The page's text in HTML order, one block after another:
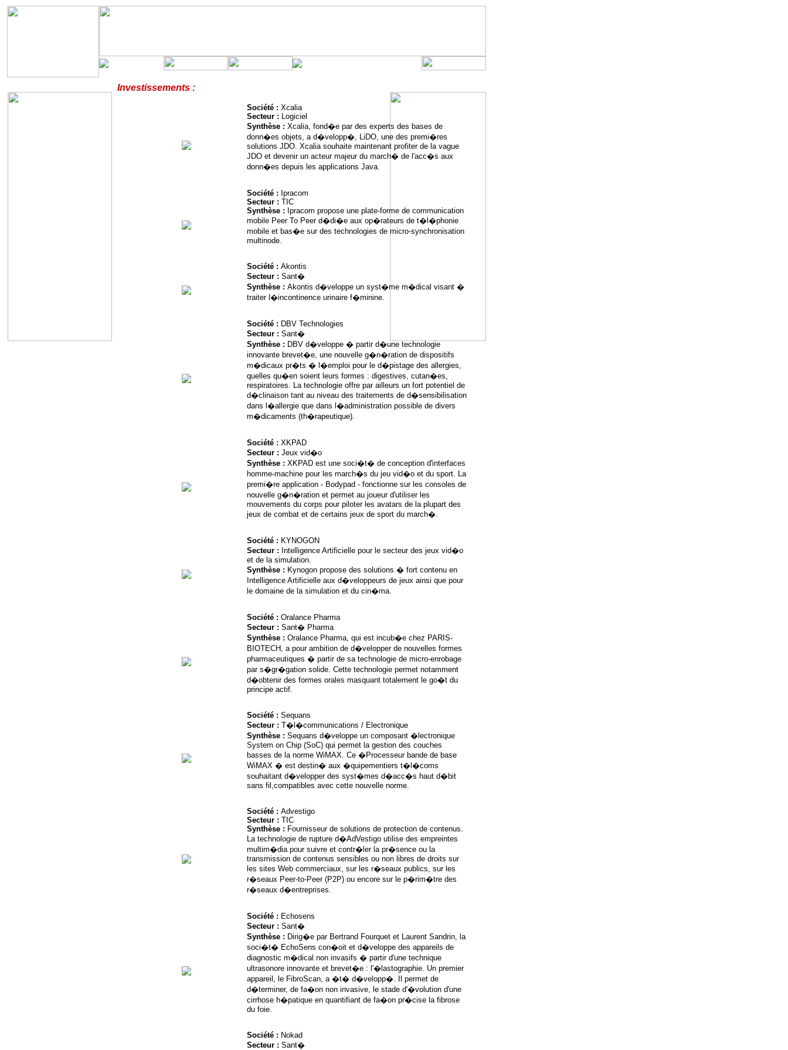
Investissements :
Société : Xcalia
Secteur : Logiciel
Synthèse : Xcalia, fond�e par des experts des bases de
donn�es objets, a d�velopp�, LiDO, une des premi�res
solutions JDO. Xcalia souhaite maintenant profiter de la vague
JDO et devenir un acteur majeur du march� de l'acc�s aux
donn�es depuis les applications Java.
Société : Ipracom
Secteur : TIC
Synthèse : Ipracom propose une plate-forme de communication
mobile Peer To Peer d�di�e aux op�rateurs de t�l�phonie
mobile et bas�e sur des technologies de micro-synchronisation
multinode.
Société : Akontis
Secteur : Sant�
Synthèse : Akontis d�veloppe un syst�me m�dical visant �
traiter l�incontinence urinaire f�minine.
Société : DBV Technologies
Secteur : Sant�
Synthèse : DBV d�veloppe � partir d�une technologie
innovante brevet�e, une nouvelle g�n�ration de dispositifs
m�dicaux pr�ts � l�emploi pour le d�pistage des allergies,
quelles qu�en soient leurs formes : digestives, cutan�es,
respiratoires. La technologie offre par ailleurs un fort potentiel de
d�clinaison tant au niveau des traitements de d�sensibilisation
dans l�allergie que dans l�administration possible de divers
m�dicaments (th�rapeutique).
Société : XKPAD
Secteur : Jeux vid�o
Synthèse : XKPAD est une soci�t� de conception d'interfaces
homme-machine pour les march�s du jeu vid�o et du sport. La
premi�re application - Bodypad - fonctionne sur les consoles de
nouvelle g�n�ration et permet au joueur d'utiliser les
mouvements du corps pour piloter les avatars de la plupart des
jeux de combat et de certains jeux de sport du march�.
Société : KYNOGON
Secteur : Intelligence Artificielle pour le secteur des jeux vid�o
et de la simulation.
Synthèse : Kynogon propose des solutions � fort contenu en
Intelligence Artificielle aux d�veloppeurs de jeux ainsi que pour
le domaine de la simulation et du cin�ma.
Société : Oralance Pharma
Secteur : Sant� Pharma
Synthèse : Oralance Pharma, qui est incub�e chez PARIS-
BIOTECH, a pour ambition de d�velopper de nouvelles formes
pharmaceutiques � partir de sa technologie de micro-enrobage
par s�gr�gation solide. Cette technologie permet notamment
d�obtenir des formes orales masquant totalement le go�t du
principe actif.
Société : Sequans
Secteur : T�l�communications / Electronique
Synthèse : Sequans d�veloppe un composant �lectronique
System on Chip (SoC) qui permet la gestion des couches
basses de la norme WiMAX. Ce �Processeur bande de base
WiMAX � est destin� aux �quipementiers t�l�coms
souhaitant d�velopper des syst�mes d�acc�s haut d�bit
sans fil,compatibles avec cette nouvelle norme.
Société : Advestigo
Secteur : TIC
Synthèse : Fournisseur de solutions de protection de contenus.
La technologie de rupture d�AdVestigo utilise des empreintes
multim�dia pour suivre et contr�ler la pr�sence ou la
transmission de contenus sensibles ou non libres de droits sur
les sites Web commerciaux, sur les r�seaux publics, sur les
r�seaux Peer-to-Peer (P2P) ou encore sur le p�rim�tre des
r�seaux d�entreprises.
Société : Echosens
Secteur : Sant�
Synthèse : Dirig�e par Bertrand Fourquet et Laurent Sandrin, la
soci�t� EchoSens con�oit et d�veloppe des appareils de
diagnostic m�dical non invasifs � partir d'une technique
ultrasonore innovante et brevet�e : l'�lastographie. Un premier
appareil, le FibroScan, a �t� d�velopp�. Il permet de
d�terminer, de fa�on non invasive, le stade d'�volution d'une
cirrhose h�patique en quantifiant de fa�on pr�cise la fibrose
du foie.
Société : Nokad
Secteur : Sant�